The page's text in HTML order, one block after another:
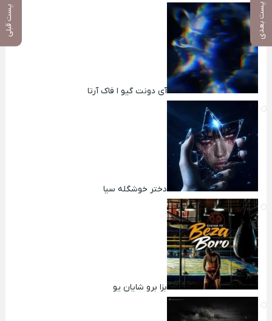
پست بعدی پست قبلی
آی دونت گیو ا فاک آرتا
دختر خوشگله سیا
بزا برو شایان یو